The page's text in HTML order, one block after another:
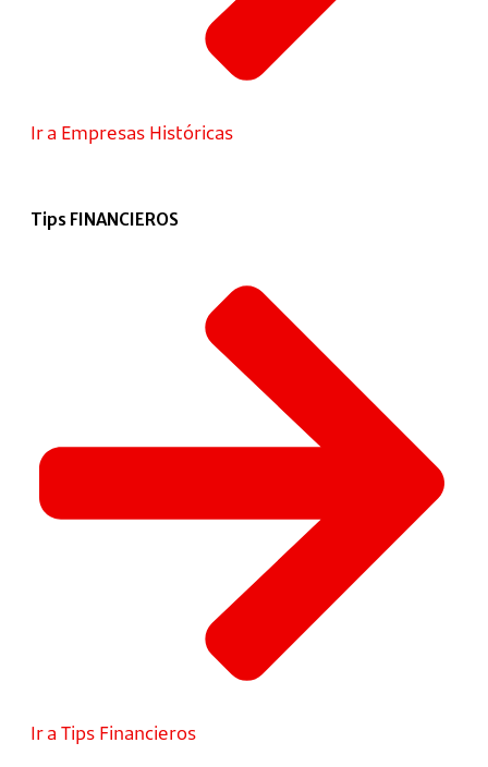
Ir a Empresas Históricas
Tips FINANCIEROS
Ir a Tips Financieros